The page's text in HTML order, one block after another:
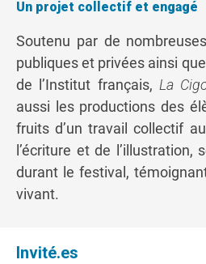
Un projet collectif et engagé
Soutenu par de
publiques et privées ainsi
de l’Institut français, La
aussi les productions des
fruits d’un travail collectif
l’écriture et de
durant le festival,
vivant.
Invité.es